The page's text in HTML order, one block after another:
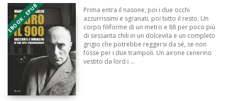
EBOOK - EPUB
Prima entra il nasone, poi i due occhi
azzurrissimi e sgranati, poi tutto il resto. Un
corpo filiforme di un metro e 88 per poco più
di sessanta chili in un dolcevita e un completo
grigio che potrebbe reggersi da sé, se non
fosse per i due trampoli. Un airone cenerino
vestito da lord i ...